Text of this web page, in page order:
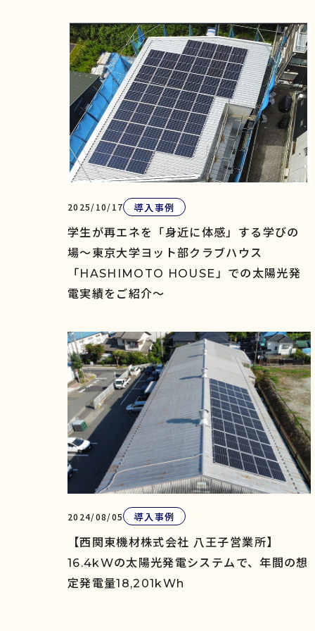
2025/10/17
導入事例
学生が再エネを「身近に体感」する学びの
場～東京大学ヨット部クラブハウス
「HASHIMOTO HOUSE」での太陽光発
電実績をご紹介～
2024/08/05
導入事例
【西関東機材株式会社 八王子営業所】
16.4kWの太陽光発電システムで、年間の想
定発電量18,201kWh